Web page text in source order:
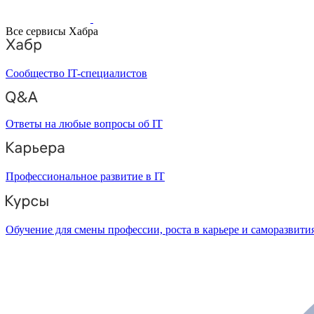
Все сервисы Хабра
Сообщество IT-специалистов
Ответы на любые вопросы об IT
Профессиональное развитие в IT
Обучение для смены профессии, роста в карьере и